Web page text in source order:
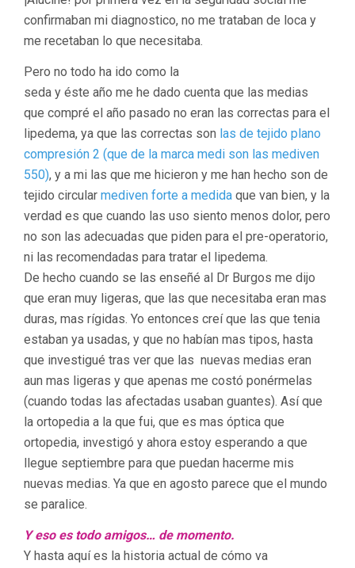
confirmaban mi diagnostico, no me trataban de loca y
me recetaban lo que necesitaba.
Pero no todo ha ido como la
seda y éste año me he dado cuenta que las medias
que compré el año pasado no eran las correctas para el
lipedema, ya que las correctas son las de tejido plano
compresión 2 (que de la marca medi son las mediven
550), y a mi las que me hicieron y me han hecho son de
tejido circular mediven forte a medida que van bien, y la
verdad es que cuando las uso siento menos dolor, pero
no son las adecuadas que piden para el pre-operatorio,
ni las recomendadas para tratar el lipedema.
De hecho cuando se las enseñé al Dr Burgos me dijo
que eran muy ligeras, que las que necesitaba eran mas
duras, mas rígidas. Yo entonces creí que las que tenia
estaban ya usadas, y que no habían mas tipos, hasta
que investigué tras ver que las nuevas medias eran
aun mas ligeras y que apenas me costó ponérmelas
(cuando todas las afectadas usaban guantes). Así que
la ortopedia a la que fui, que es mas óptica que
ortopedia, investigó y ahora estoy esperando a que
llegue septiembre para que puedan hacerme mis
nuevas medias. Ya que en agosto parece que el mundo
se paralice.
Y eso es todo amigos… de momento.
Y hasta aquí es la historia actual de cómo va